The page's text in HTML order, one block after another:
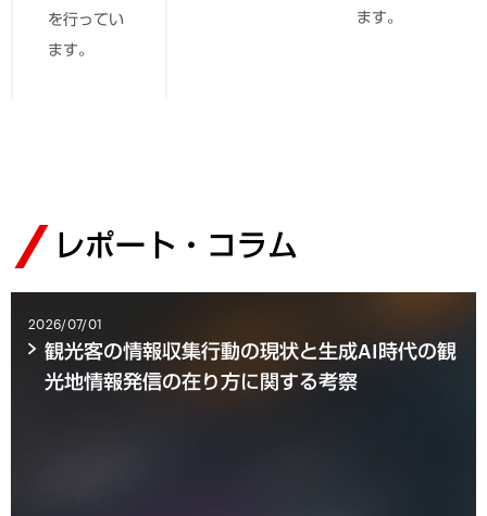
います。
ます。
を行ってい
ます。
レポート・コラム
2026/07/01
観光客の情報収集行動の現状と生成AI時代の観
光地情報発信の在り方に関する考察